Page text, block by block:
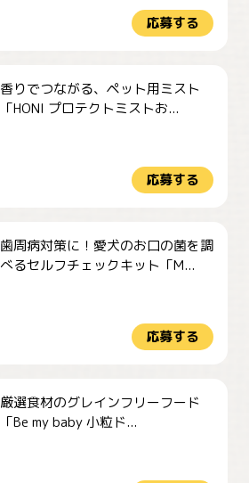
応募する
香りでつながる、ペット用ミスト
「HONI プロテクトミストお...
応募する
歯周病対策に！愛犬のお口の菌を調
べるセルフチェックキット「M...
応募する
厳選食材のグレインフリーフード
「Be my baby 小粒ド...